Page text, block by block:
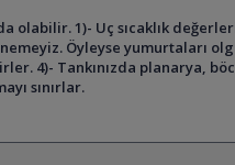
olabilir. 1)- Uç sıcaklık
Öyleyse yumurtaları
4)- Tankınızda planarya,
sınırlar.